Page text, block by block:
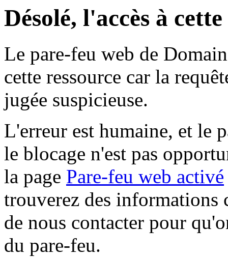
Désolé, l'accès à
Le pare-feu web de
cette ressource car la
jugée suspicieuse.
L'erreur est humaine, et le
le blocage n'est pas
la page Pare-feu web activé
trouverez des informations
de nous contacter pour
du pare-feu.